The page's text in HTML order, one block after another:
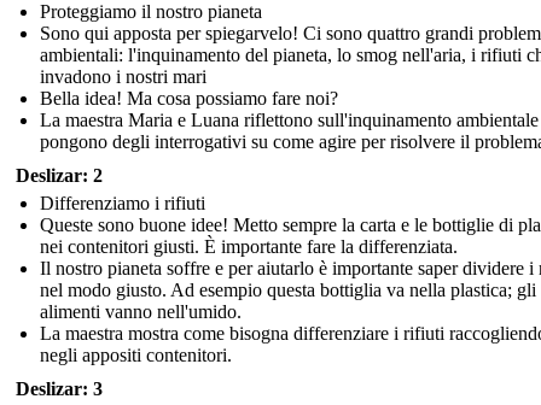
Proteggiamo il nostro pianeta
Sono qui apposta per spiegarvelo! Ci sono quattro grandi
ambientali: l'inquinamento del pianeta, lo smog nell'aria, i rifiuti
invadono i nostri mari
Bella idea! Ma cosa possiamo fare noi?
La maestra Maria e Luana riflettono sull'inquinamento ambientale
pongono degli interrogativi su come agire per risolvere il
Deslizar: 2
Differenziamo i rifiuti
Queste sono buone idee! Metto sempre la carta e le bottiglie di
nei contenitori giusti. È importante fare la differenziata.
Il nostro pianeta soffre e per aiutarlo è importante saper dividere
nel modo giusto. Ad esempio questa bottiglia va nella plastica; gli
alimenti vanno nell'umido.
La maestra mostra come bisogna differenziare i rifiuti
negli appositi contenitori.
Deslizar: 3